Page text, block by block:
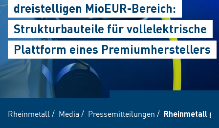
dreistelligen MioEUR-Bereich:
Strukturbauteile für vollelektrische
Plattform eines Premiumherstellers
Rheinmetall / Media / Pressemitteilungen / Rheinmetall